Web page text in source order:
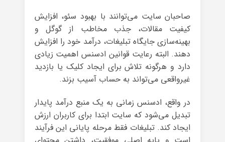
صاحبان سایت می‌توانند با بهبود سئو، افزایش
کیفیت مقالات، جذب مخاطب از گوگل و
بهینه‌سازی جایگاه تبلیغات، درآمد خود را افزایش
دهند. البته رعایت قوانین ادسنس اهمیت زیادی
دارد و هرگونه تلاش برای ایجاد کلیک یا بازدید
غیرواقعی می‌تواند به حساب آسیب بزند.
در واقع، ادسنس زمانی به یک منبع درآمد پایدار
تبدیل می‌شود که سایت ابتدا برای کاربران ارزش
ایجاد کند. تبلیغات فقط مرحله پایانی این فرآیند